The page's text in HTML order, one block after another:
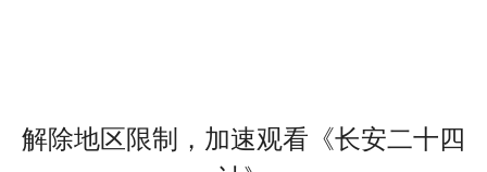
解除地区限制，加速观看《长安二十四